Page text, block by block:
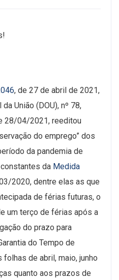
, de 27 de abril de 2021,
União (DOU), nº 78,
28/04/2021, reeditou
do emprego” dos
da pandemia de
da Medida
2020, dentre elas as que
de férias futuras, o
um terço de férias após a
do prazo para
do Tempo de
de abril, maio, junho
quanto aos prazos de